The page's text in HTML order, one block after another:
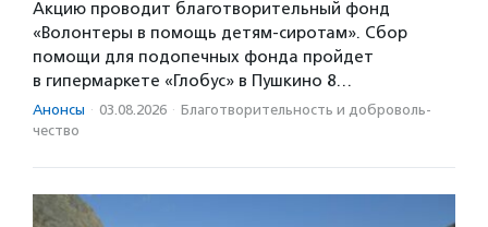
Акцию проводит благотворительный фонд
«Волонтеры в помощь детям-сиротам». Сбор
помощи для подопечных фонда пройдет
в гипермаркете «Глобус» в Пушкино 8…
Анонсы · 03.08.2026 · Благотвори­тель­ность и доброволь­
чест­во